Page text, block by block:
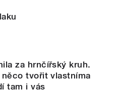
za hrnčířský kruh.
tvořit vlastníma
tam i vás